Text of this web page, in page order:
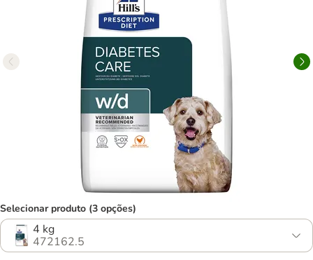
Selecionar produto (3 opções)
4 kg
472162.5